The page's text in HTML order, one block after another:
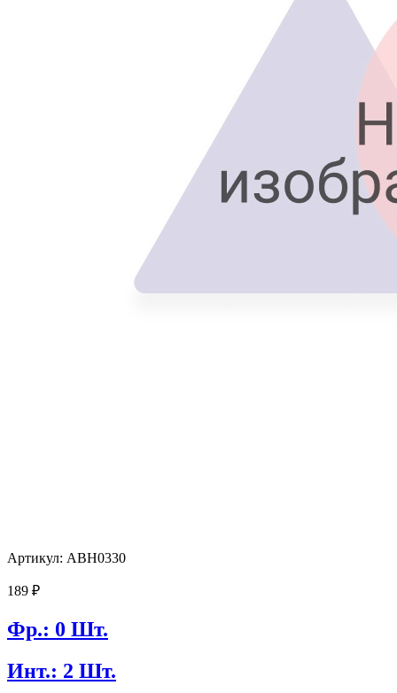
Артикул: ABH0330
189 ₽
Фр.: 0 Шт.
Инт.: 2 Шт.